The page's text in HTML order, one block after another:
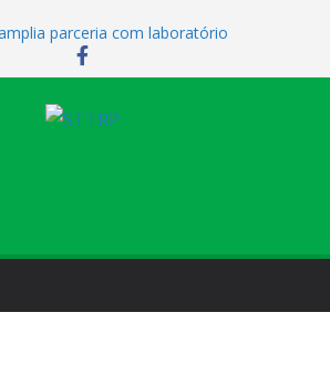
parceria com laboratório
homenageia a categoria pelo Dia do
assembleia para orientar
sobre novas possibilidades de